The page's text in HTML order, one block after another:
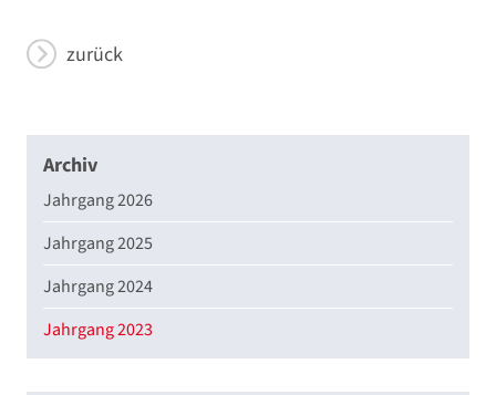
zurück
Archiv
Jahrgang 2026
Jahrgang 2025
Jahrgang 2024
Jahrgang 2023